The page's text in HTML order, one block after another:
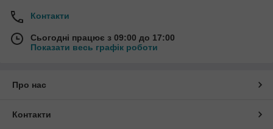
Контакти
Сьогодні працює з 09:00 до 17:00
Показати весь графік роботи
Про нас
Контакти